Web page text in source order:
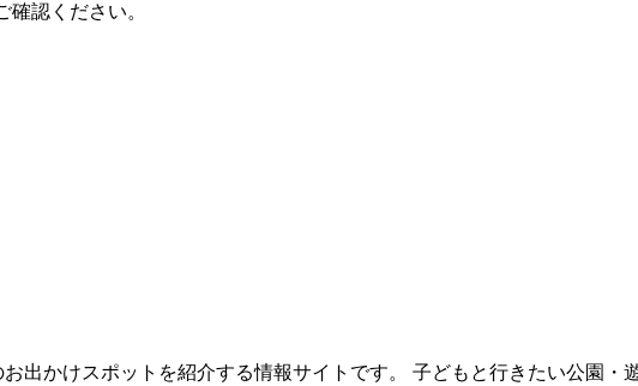
認ください。
出かけスポットを紹介する情報サイトです。 子どもと行きたい公園